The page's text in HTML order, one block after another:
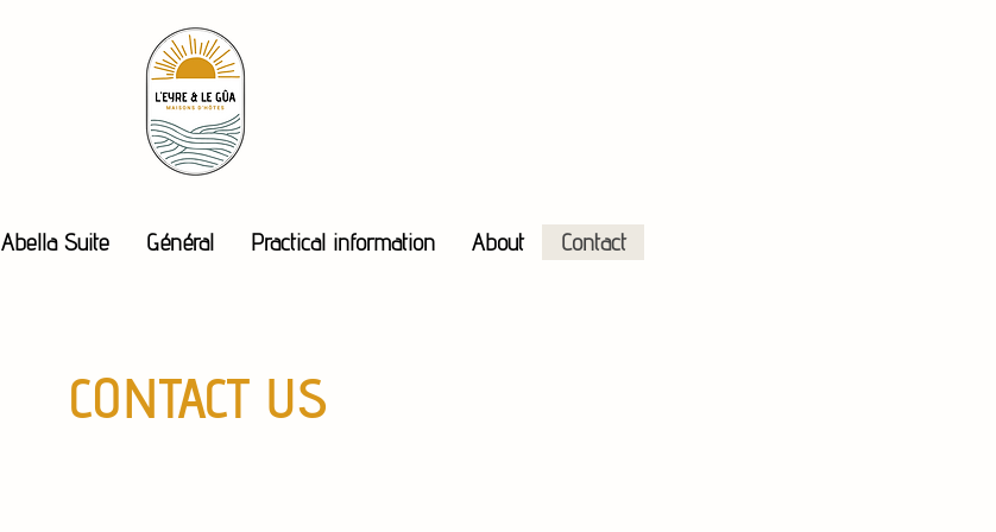
Abella Suite Général Practical information About Contact
CONTACT US